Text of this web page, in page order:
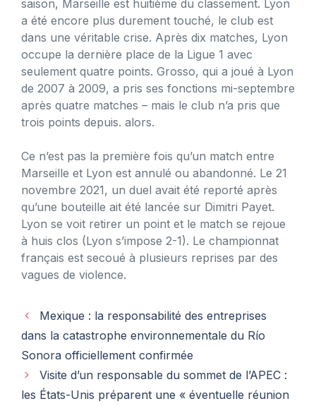
saison, Marseille est huitième du classement. Lyon
a été encore plus durement touché, le club est
dans une véritable crise. Après dix matches, Lyon
occupe la dernière place de la Ligue 1 avec
seulement quatre points. Grosso, qui a joué à Lyon
de 2007 à 2009, a pris ses fonctions mi-septembre
après quatre matches – mais le club n’a pris que
trois points depuis. alors.
Ce n’est pas la première fois qu’un match entre
Marseille et Lyon est annulé ou abandonné. Le 21
novembre 2021, un duel avait été reporté après
qu’une bouteille ait été lancée sur Dimitri Payet.
Lyon se voit retirer un point et le match se rejoue
à huis clos (Lyon s’impose 2-1). Le championnat
français est secoué à plusieurs reprises par des
vagues de violence.
Mexique : la responsabilité des entreprises
dans la catastrophe environnementale du Río
Sonora officiellement confirmée
Visite d’un responsable du sommet de l’APEC :
les États-Unis préparent une « éventuelle réunion